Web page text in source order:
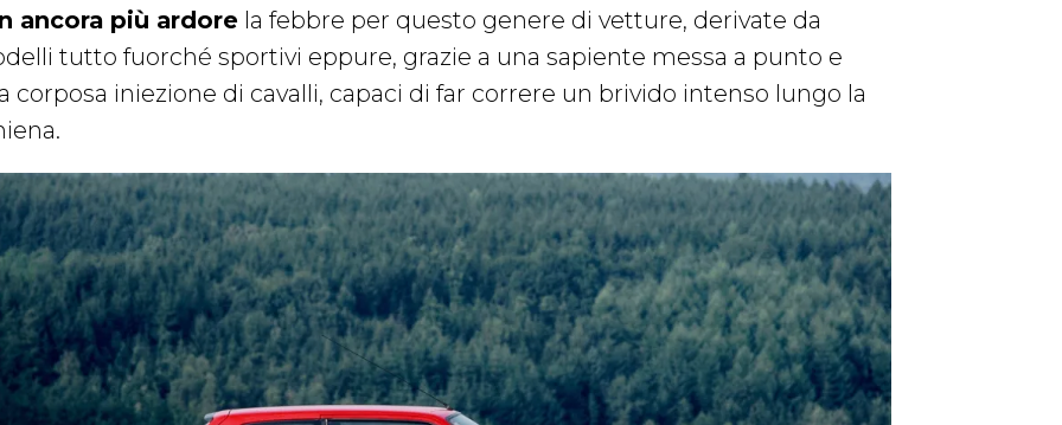
ancora più ardore la febbre per questo genere di vetture, derivate da
tutto fuorché sportivi eppure, grazie a una sapiente messa a punto e
corposa iniezione di cavalli, capaci di far correre un brivido intenso lungo la